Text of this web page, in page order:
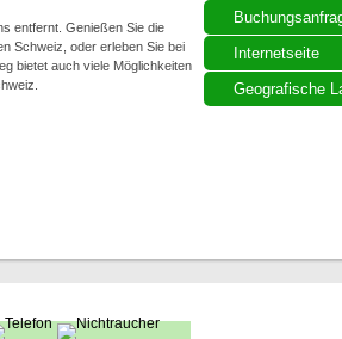
Internetseite
Geografische
entfernt. Genießen Sie die
Schweiz, oder erleben Sie bei
bietet auch viele Möglichkeiten